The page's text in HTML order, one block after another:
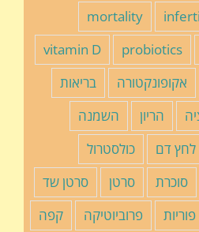
mortality
probiotics
vitamin D
אקופונקטורה
בריאות
הריון
השמנה
לחץ דם
כולסטרול
סוכרת סרטן
סרטן שד
פוריות פרוביוטיקה
קפה